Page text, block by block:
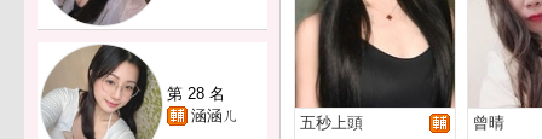
第 28 名
涵涵ㄦ
五秒上頭 曾晴